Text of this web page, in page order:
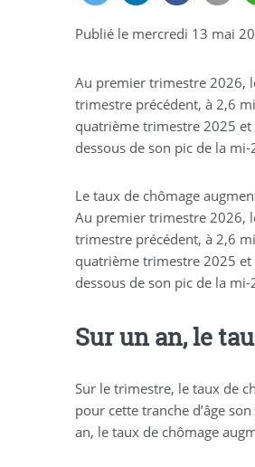
Publié le mercredi 13 mai
Au premier trimestre 2026,
trimestre précédent, à 2,6
quatrième trimestre 2025
dessous de son pic de la
Le taux de chômage
Au premier trimestre 2026,
trimestre précédent, à 2,6
quatrième trimestre 2025
dessous de son pic de la
Sur un an, le
Sur le trimestre, le taux de
pour cette tranche d’âge
an, le taux de chômage